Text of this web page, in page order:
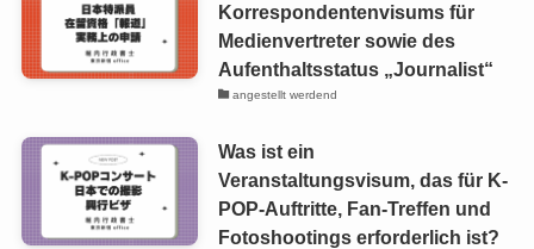
Korrespondentenvisums für
Medienvertreter sowie des
Aufenthaltsstatus „Journalist“
angestellt werdend
Was ist ein
Veranstaltungsvisum, das für K-
POP-Auftritte, Fan-Treffen und
Fotoshootings erforderlich ist?